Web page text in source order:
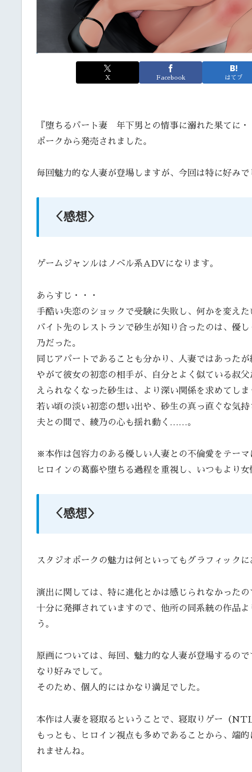
X Facebook はてブ
『堕ちるパート妻 年下男との情事に溺れた果てに
ポークから発売されました。
毎回魅力的な人妻が登場しますが、今回は特に好みで
＜感想＞
ゲームジャンルはノベル系ADVになります。
あらすじ・・・
手酷い失恋のショックで受験に失敗し、何かを変えた
バイト先のレストランで砂生が知り合ったのは、優
乃だった。
同じアパートであることも分かり、人妻ではあったが
やがて彼女の初恋の相手が、自分とよく似ている叔
えられなくなった砂生は、より深い関係を求めてしま
若い頃の淡い初恋の想い出や、砂生の真っ直ぐな気
夫との間で、綾乃の心も揺れ動く……。
※本作は包容力のある優しい人妻との不倫愛をテー
ヒロインの葛藤や堕ちる過程を重視し、いつもより女
＜感想＞
スタジオポークの魅力は何といってもグラフィックに
演出に関しては、特に進化とかは感じられなかった
十分に発揮されていますので、他所の同系統の作品
う。
原画については、毎回、魅力的な人妻が登場するの
なり好みでして。
そのため、個人的にはかなり満足でした。
本作は人妻を寝取るということで、寝取りゲー（
もっとも、ヒロイン視点も多めであることから、端
れませんね。